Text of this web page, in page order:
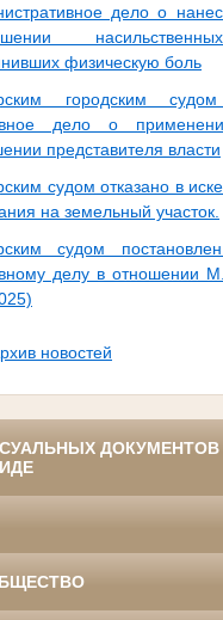
дело о
физическую боль
городским
дело о
представителя власти
судом отказано в
на земельный участок.
судом
делу в отношении
новостей
ДОКУМЕНТОВ